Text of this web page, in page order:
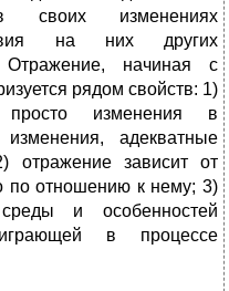
своих изменениях
на них других
Отражение, начиная с
рядом свойств: 1)
изменения в
адекватные
отражение зависит от
по отношению к нему; 3)
и особенностей
в процессе